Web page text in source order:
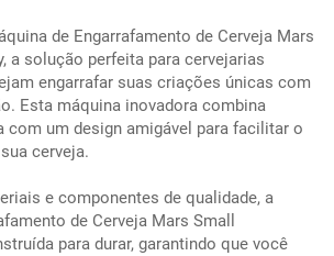
de Engarrafamento de Cerveja Mars
a solução perfeita para cervejarias
engarrafar suas criações únicas com
Esta máquina inovadora combina
com um design amigável para facilitar o
cerveja.
e componentes de qualidade, a
de Cerveja Mars Small
para durar, garantindo que você